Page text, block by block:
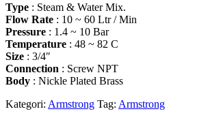
Type : Steam & Water Mix.
Flow Rate : 10 ~ 60 Ltr / Min
Pressure : 1.4 ~ 10 Bar
Temperature : 48 ~ 82 C
Size : 3/4″
Connection : Screw NPT
Body : Nickle Plated Brass
Kategori: Armstrong Tag: Armstrong